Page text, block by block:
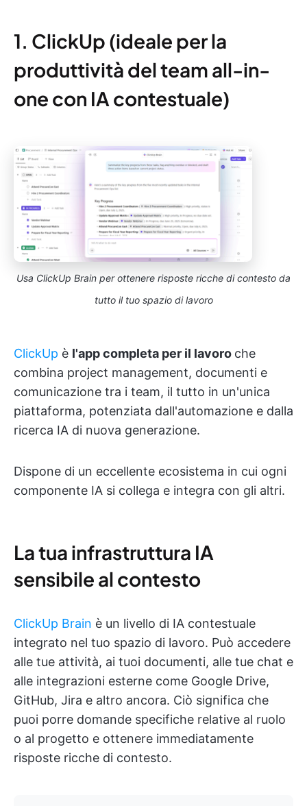
1. ClickUp (ideale per la
produttività del team all-in-
one con IA contestuale)
Usa ClickUp Brain per ottenere risposte ricche di contesto da
tutto il tuo spazio di lavoro
ClickUp è l'app completa per il lavoro che
combina project management, documenti e
comunicazione tra i team, il tutto in un'unica
piattaforma, potenziata dall'automazione e dalla
ricerca IA di nuova generazione.
Dispone di un eccellente ecosistema in cui ogni
componente IA si collega e integra con gli altri.
La tua infrastruttura IA
sensibile al contesto
ClickUp Brain è un livello di IA contestuale
integrato nel tuo spazio di lavoro. Può accedere
alle tue attività, ai tuoi documenti, alle tue chat e
alle integrazioni esterne come Google Drive,
GitHub, Jira e altro ancora. Ciò significa che
puoi porre domande specifiche relative al ruolo
o al progetto e ottenere immediatamente
risposte ricche di contesto.